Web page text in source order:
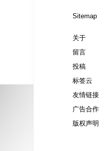
Sitemap
关于
留言
投稿
标签云
友情链接
广告合作
版权声明